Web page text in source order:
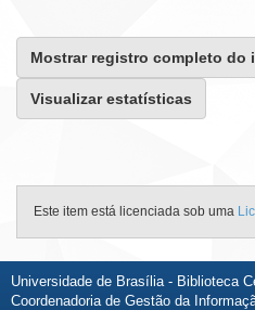
Mostrar registro completo do
Visualizar estatísticas
Este item está licenciada sob uma
Universidade de Brasília - Biblioteca
Coordenadoria de Gestão da